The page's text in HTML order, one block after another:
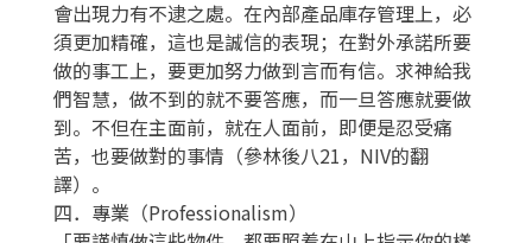
會出現力有不逮之處。在內部產品庫存管理上，必
須更加精確，這也是誠信的表現；在對外承諾所要
做的事工上，要更加努力做到言而有信。求神給我
們智慧，做不到的就不要答應，而一旦答應就要做
到。不但在主面前，就在人面前，即便是忍受痛
苦，也要做對的事情（參林後八21，NIV的翻
譯）。
四．專業（Professionalism）